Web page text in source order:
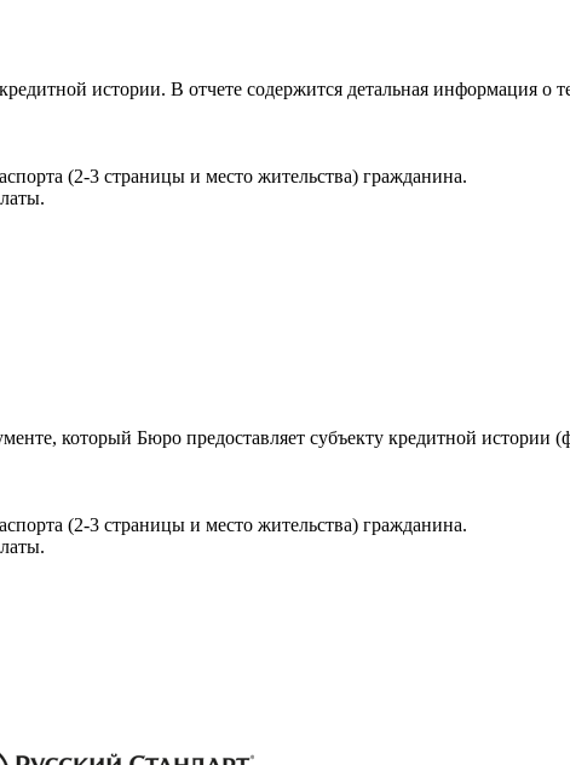
истории. В отчете содержится детальная информация о
(2-3 страницы и место жительства) гражданина.
который Бюро предоставляет субъекту кредитной истории
(2-3 страницы и место жительства) гражданина.